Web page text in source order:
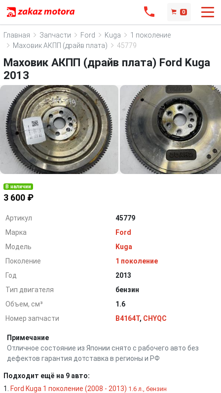
0
Главная Запчасти Ford Kuga
1 поколение
Маховик АКПП (драйв плата)
45779
Маховик АКПП (драйв плата) Ford Kuga
2013
В наличии
3 600 ₽
Артикул
45779
Марка
Ford
Модель
Kuga
Поколение
1 поколение
Год
2013
Тип двигателя
бензин
Объем, см³
1.6
Номер запчасти
B4164T, CHYQC
Примечание
Отличное состояние из Японии снято с рабочего авто без
дефектов гарантия дотставка в регионы и РФ
Подходит ещё на 9 авто:
Ford Kuga 1 поколение (2008 - 2013) 1.6 л., бензин